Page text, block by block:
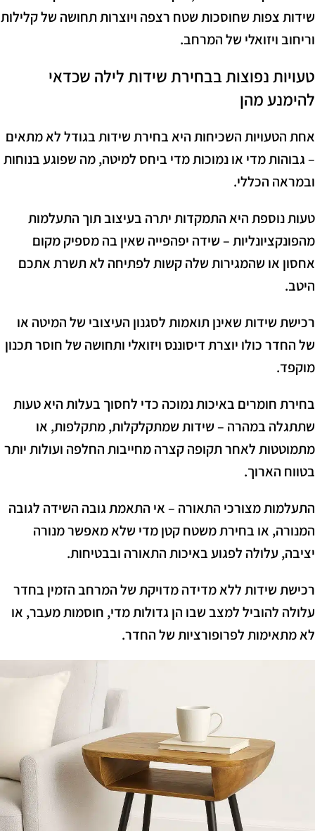
שידות צפות שחוסכות שטח רצפה ויוצרות תחושה של קלילות
וריחוב ויזואלי של המרחב.
טעויות נפוצות בבחירת שידות לילה שכדאי
להימנע מהן
אחת הטעויות השכיחות היא בחירת שידות בגודל לא מתאים
– גבוהות מדי או נמוכות מדי ביחס למיטה, מה שפוגע בנוחות
ובמראה הכללי.
טעות נוספת היא התמקדות יתרה בעיצוב תוך התעלמות
מהפונקציונליות – שידה יפהפייה שאין בה מספיק מקום
אחסון או שהמגירות שלה קשות לפתיחה לא תשרת אתכם
היטב.
רכישת שידות שאינן תואמות לסגנון העיצובי של המיטה או
של החדר כולו יוצרת דיסוננס ויזואלי ותחושה של חוסר תכנון
מוקפד.
בחירת חומרים באיכות נמוכה כדי לחסוך בעלות היא טעות
שתתגלה במהרה – שידות שמתקלקלות, מתקלפות, או
מתמוטטות לאחר תקופה קצרה מחייבות החלפה ועולות יותר
בטווח הארוך.
התעלמות מצורכי התאורה – אי התאמת גובה השידה לגובה
המנורה, או בחירת משטח קטן מדי שלא מאפשר מנורה
יציבה, עלולה לפגוע באיכות התאורה ובבטיחות.
רכישת שידות ללא מדידה מדויקת של המרחב הזמין בחדר
עלולה להוביל למצב שבו הן גדולות מדי, חוסמות מעבר, או
לא מתאימות לפרופורציות של החדר.